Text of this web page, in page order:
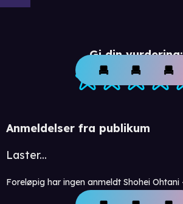
Gi din vurdering:
Anmeldelser fra publikum
Laster...
Foreløpig har ingen anmeldt Shohei